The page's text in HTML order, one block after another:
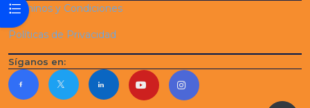
Abrir índice del curso
Términos y Condiciones
Políticas de Privacidad
Síganos en: